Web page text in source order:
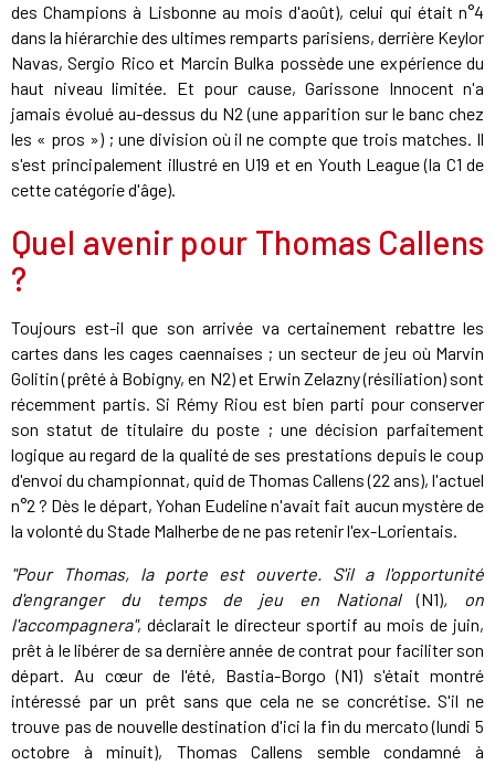
des Champions à Lisbonne au mois d'août), celui qui était n°4
dans la hiérarchie des ultimes remparts parisiens, derrière Keylor
Navas, Sergio Rico et Marcin Bulka possède une expérience du
haut niveau limitée. Et pour cause, Garissone Innocent n'a
jamais évolué au-dessus du N2 (une apparition sur le banc chez
les « pros ») ; une division où il ne compte que trois matches. Il
s'est principalement illustré en U19 et en Youth League (la C1 de
cette catégorie d'âge).
Quel avenir pour Thomas Callens
?
Toujours est-il que son arrivée va certainement rebattre les
cartes dans les cages caennaises ; un secteur de jeu où Marvin
Golitin (prêté à Bobigny, en N2) et Erwin Zelazny (résiliation) sont
récemment partis. Si Rémy Riou est bien parti pour conserver
son statut de titulaire du poste ; une décision parfaitement
logique au regard de la qualité de ses prestations depuis le coup
d'envoi du championnat, quid de Thomas Callens (22 ans), l'actuel
n°2 ? Dès le départ, Yohan Eudeline n'avait fait aucun mystère de
la volonté du Stade Malherbe de ne pas retenir l'ex-Lorientais.
"Pour Thomas, la porte est ouverte. S'il a l'opportunité
d'engranger du temps de jeu en National(N1), on
l'accompagnera", déclarait le directeur sportif au mois de juin,
prêt à le libérer de sa dernière année de contrat pour faciliter son
départ. Au cœur de l'été, Bastia-Borgo (N1) s'était montré
intéressé par un prêt sans que cela ne se concrétise. S'il ne
trouve pas de nouvelle destination d'ici la fin du mercato (lundi 5
octobre à minuit), Thomas Callens semble condamné à